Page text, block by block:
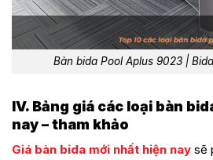
Bàn bida Pool Aplus 9023 |
IV. Bảng giá các loại bàn
nay – tham khảo
Giá bàn bida mới nhất hiện nay sẽ